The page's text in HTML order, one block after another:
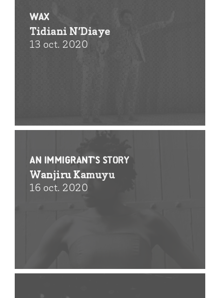
Wax
Tidiani N’Diaye
13 oct. 2020
An Immigrant’s Story
Wanjiru Kamuyu
16 oct. 2020